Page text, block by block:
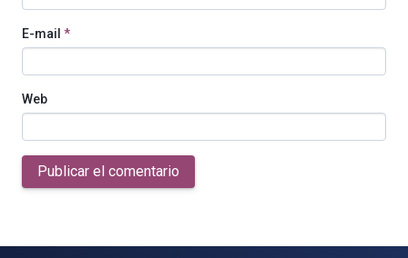
E-mail *
Web
Publicar el comentario